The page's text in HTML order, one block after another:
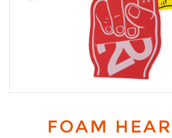
FOAM